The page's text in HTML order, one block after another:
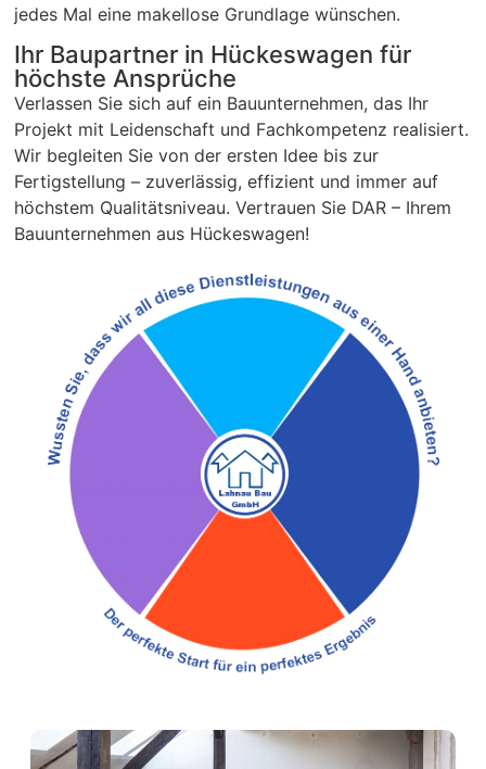
jedes Mal eine makellose Grundlage wünschen.
Ihr Baupartner in Hückeswagen für
höchste Ansprüche
Verlassen Sie sich auf ein Bauunternehmen, das Ihr
Projekt mit Leidenschaft und Fachkompetenz realisiert.
Wir begleiten Sie von der ersten Idee bis zur
Fertigstellung – zuverlässig, effizient und immer auf
höchstem Qualitätsniveau. Vertrauen Sie DAR – Ihrem
Bauunternehmen aus Hückeswagen!